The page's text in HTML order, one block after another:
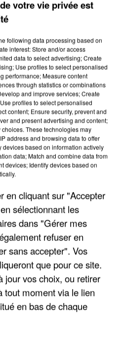
LES REFUGES
SUPPOSÉS DE LA DZ
ALGÉRIE
votre vie privée est
following data processing based on
interest: Store and/or access
data to select advertising; Create
Use profiles to select personalised
performance; Measure content
through statistics or combinations
and improve services; Create
profiles to select personalised
content; Ensure security, prevent and
and present advertising and content;
These technologies may
address and browsing data to offer
based on information actively
data; Match and combine data from
devices; Identify devices based on
en cliquant sur "Accepter
sélectionnant les
dans "Gérer mes
refuser en
sans accepter". Vos
que pour ce site.
jour vos choix, ou retirer
tout moment via le lien
en bas de chaque